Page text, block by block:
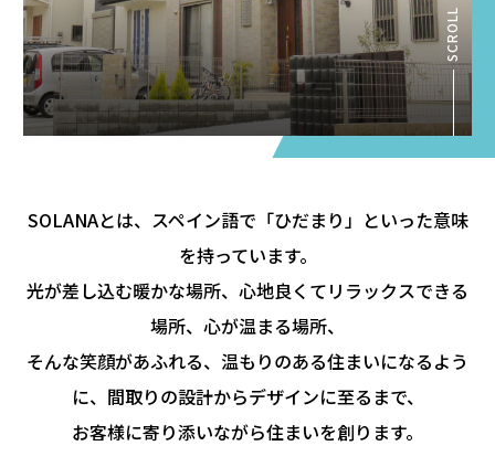
SCROLL
SOLANAとは、スペイン語で「ひだまり」といった意味
を持っています。
光が差し込む暖かな場所、心地良くてリラックスできる
場所、心が温まる場所、
そんな笑顔があふれる、温もりのある住まいになるよう
に、間取りの設計からデザインに至るまで、
お客様に寄り添いながら住まいを創ります。